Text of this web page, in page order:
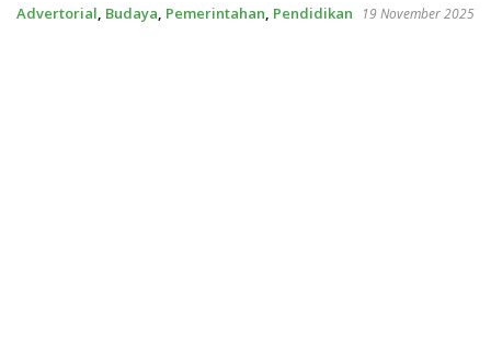
Advertorial, Budaya, Pemerintahan, Pendidikan 19 November 2025